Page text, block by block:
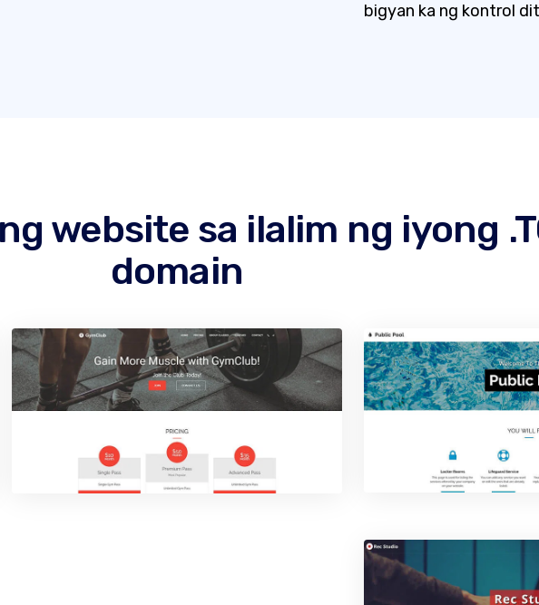
bigyan ka ng kontrol
website sa ilalim ng iyong
domain